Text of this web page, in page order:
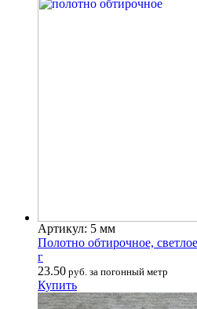
Артикул: 5 мм
Полотно обтирочное,
г
23.50 руб. за погонный метр
Купить